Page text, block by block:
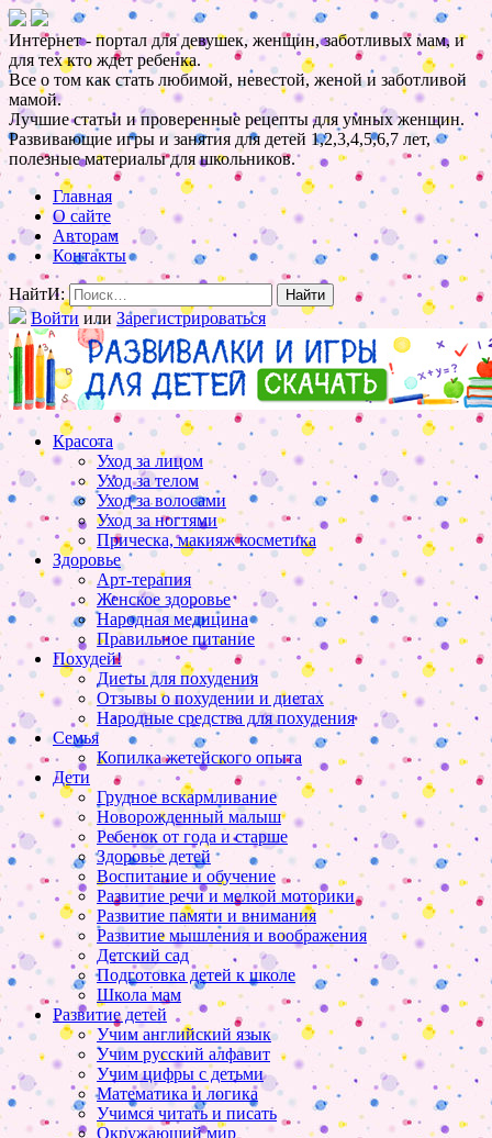
Интернет - портал для девушек, женщин, заботливых мам, и
для тех кто ждет ребенка.
Все о том как стать любимой, невестой, женой и заботливой
мамой.
Лучшие статьи и проверенные рецепты для умных женщин.
Развивающие игры и занятия для детей 1,2,3,4,5,6,7 лет,
полезные материалы для школьников.
Главная
О сайте
Авторам
Контакты
НайтИ:
Войти или Зарегистрироваться
Красота
Уход за лицом
Уход за телом
Уход за волосами
Уход за ногтями
Прическа, макияж косметика
Здоровье
Арт-терапия
Женское здоровье
Народная медицина
Правильное питание
Похудей!
Диеты для похудения
Отзывы о похудении и диетах
Народные средства для похудения
Семья
Копилка жетейского опыта
Дети
Грудное вскармливание
Новорожденный малыш
Ребенок от года и старше
Здоровье детей
Воспитание и обучение
Развитие речи и мелкой моторики
Развитие памяти и внимания
Развитие мышления и воображения
Детский сад
Подготовка детей к школе
Школа мам
Развитие детей
Учим английский язык
Учим русский алфавит
Учим цифры с детьми
Математика и логика
Учимся читать и писать
Окружающий мир